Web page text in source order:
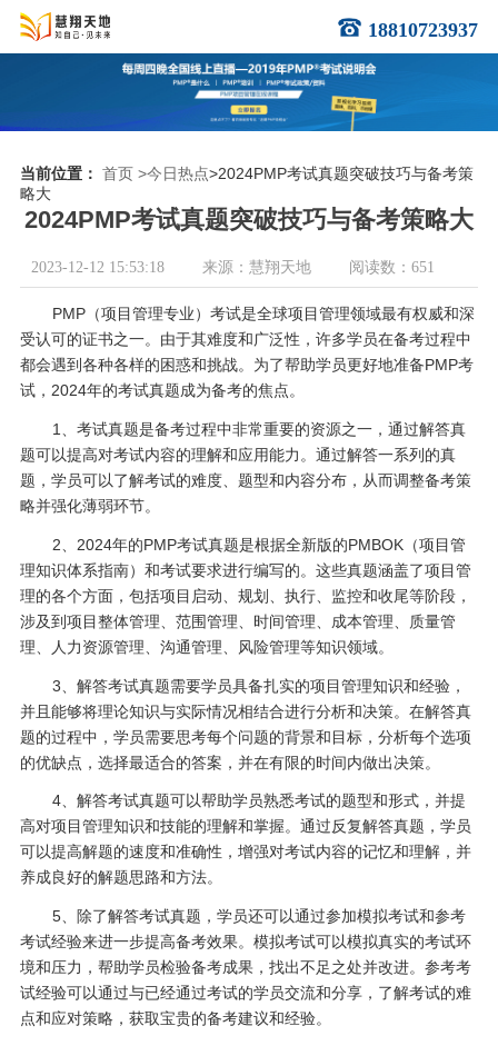
18810723937
当前位置： 首页 >今日热点>2024PMP考试真题突破技巧与备考策
略大
2024PMP考试真题突破技巧与备考策略大
2023-12-12 15:53:18 来源：慧翔天地 阅读数：651
PMP（项目管理专业）考试是全球项目管理领域最有权威和深
受认可的证书之一。由于其难度和广泛性，许多学员在备考过程中
都会遇到各种各样的困惑和挑战。为了帮助学员更好地准备PMP考
试，2024年的考试真题成为备考的焦点。
1、考试真题是备考过程中非常重要的资源之一，通过解答真
题可以提高对考试内容的理解和应用能力。通过解答一系列的真
题，学员可以了解考试的难度、题型和内容分布，从而调整备考策
略并强化薄弱环节。
2、2024年的PMP考试真题是根据全新版的PMBOK（项目管
理知识体系指南）和考试要求进行编写的。这些真题涵盖了项目管
理的各个方面，包括项目启动、规划、执行、监控和收尾等阶段，
涉及到项目整体管理、范围管理、时间管理、成本管理、质量管
理、人力资源管理、沟通管理、风险管理等知识领域。
3、解答考试真题需要学员具备扎实的项目管理知识和经验，
并且能够将理论知识与实际情况相结合进行分析和决策。在解答真
题的过程中，学员需要思考每个问题的背景和目标，分析每个选项
的优缺点，选择最适合的答案，并在有限的时间内做出决策。
4、解答考试真题可以帮助学员熟悉考试的题型和形式，并提
高对项目管理知识和技能的理解和掌握。通过反复解答真题，学员
可以提高解题的速度和准确性，增强对考试内容的记忆和理解，并
养成良好的解题思路和方法。
5、除了解答考试真题，学员还可以通过参加模拟考试和参考
考试经验来进一步提高备考效果。模拟考试可以模拟真实的考试环
境和压力，帮助学员检验备考成果，找出不足之处并改进。参考考
试经验可以通过与已经通过考试的学员交流和分享，了解考试的难
点和应对策略，获取宝贵的备考建议和经验。